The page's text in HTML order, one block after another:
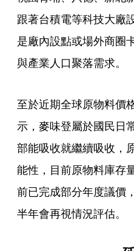
跟著台積電等科技大廠
是廠內設點或場外商圈
與產業人口聚落需求。
至於近期全球原物料價
示，麥味登屬於國民日
部能吸收就繼續吸收，
能性，目前原物料庫存
前已完成部分年度議價
半年會再視情況評估。